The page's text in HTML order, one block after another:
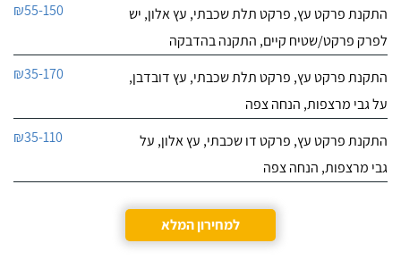
התקנת פרקט עץ, פרקט תלת שכבתי, עץ אלון, יש
לפרק פרקט/שטיח קיים, התקנה בהדבקה
₪55-150
התקנת פרקט עץ, פרקט תלת שכבתי, עץ דובדבן,
על גבי מרצפות, הנחה צפה
₪35-170
התקנת פרקט עץ, פרקט דו שכבתי, עץ אלון, על
גבי מרצפות, הנחה צפה
₪35-110
למחירון המלא